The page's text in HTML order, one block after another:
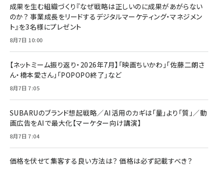
成果を生む組織づくり『なぜ戦略は正しいのに成果があがらない
のか？ 事業成長をリードするデジタルマーケティング・マネジメン
ト』を3名様にプレゼント
8月7日 10:00
【ネットミーム振り返り・2026年7月】「映画ちいかわ」「佐藤二朗さ
ん・橋本愛さん」「POPOPO終了」など
8月7日 7:05
SUBARUのブランド想起戦略／AI活用のカギは「量」より「質」／動
画広告をAIで最大化【マーケター向け講演】
8月7日 7:04
価格を伏せて集客する良い方法は？ 価格は必ず記載すべき？